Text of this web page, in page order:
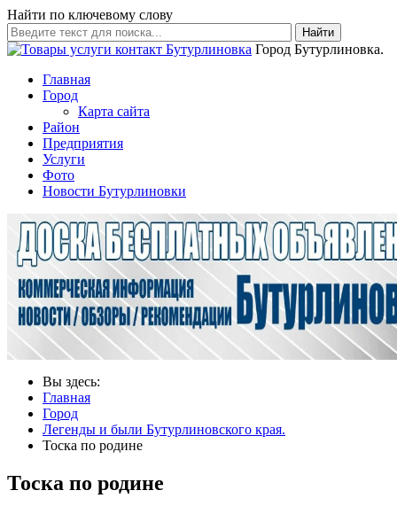
Найти по ключевому слову
Найти
Город Бутурлиновка.
Главная
Город
Карта сайта
Район
Предприятия
Услуги
Фото
Новости Бутурлиновки
Вы здесь:
Главная
Город
Легенды и были Бутурлиновского края.
Тоска по родине
Тоска по родине